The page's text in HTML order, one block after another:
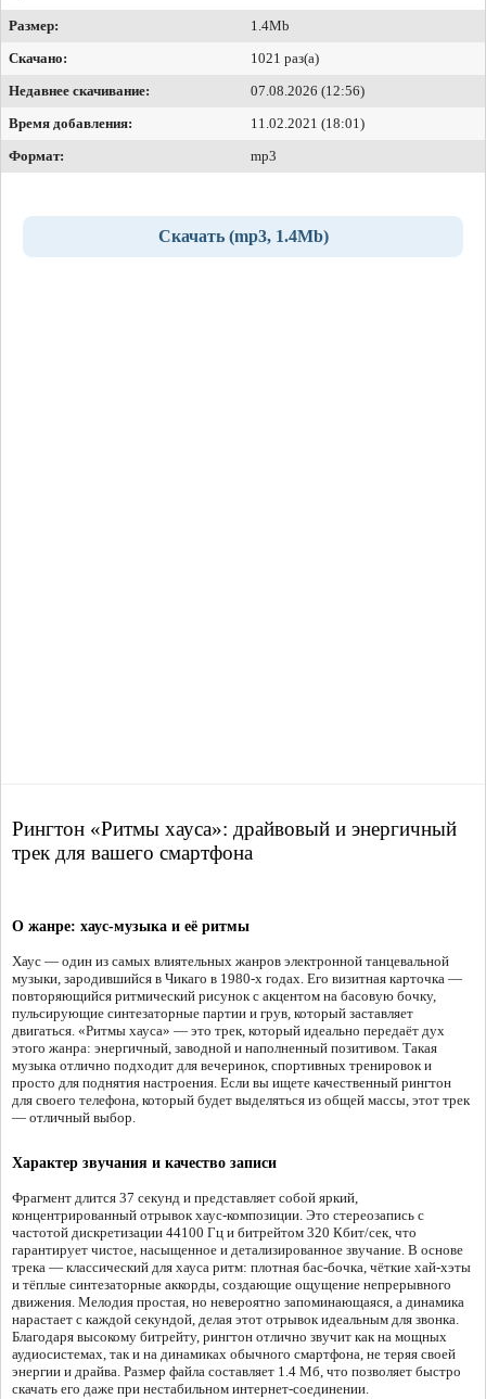
Размер:
1.4Mb
Скачано:
1021 раз(а)
Недавнее скачивание:
07.08.2026 (12:56)
Время добавления:
11.02.2021 (18:01)
Формат:
mp3
Скачать (mp3, 1.4Mb)
Рингтон «Ритмы хауса»: драйвовый и энергичный
трек для вашего смартфона
О жанре: хаус-музыка и её ритмы
Хаус — один из самых влиятельных жанров электронной танцевальной
музыки, зародившийся в Чикаго в 1980-х годах. Его визитная карточка —
повторяющийся ритмический рисунок с акцентом на басовую бочку,
пульсирующие синтезаторные партии и грув, который заставляет
двигаться. «Ритмы хауса» — это трек, который идеально передаёт дух
этого жанра: энергичный, заводной и наполненный позитивом. Такая
музыка отлично подходит для вечеринок, спортивных тренировок и
просто для поднятия настроения. Если вы ищете качественный рингтон
для своего телефона, который будет выделяться из общей массы, этот трек
— отличный выбор.
Характер звучания и качество записи
Фрагмент длится 37 секунд и представляет собой яркий,
концентрированный отрывок хаус-композиции. Это стереозапись с
частотой дискретизации 44100 Гц и битрейтом 320 Кбит/сек, что
гарантирует чистое, насыщенное и детализированное звучание. В основе
трека — классический для хауса ритм: плотная бас-бочка, чёткие хай-хэты
и тёплые синтезаторные аккорды, создающие ощущение непрерывного
движения. Мелодия простая, но невероятно запоминающаяся, а динамика
нарастает с каждой секундой, делая этот отрывок идеальным для звонка.
Благодаря высокому битрейту, рингтон отлично звучит как на мощных
аудиосистемах, так и на динамиках обычного смартфона, не теряя своей
энергии и драйва. Размер файла составляет 1.4 Мб, что позволяет быстро
скачать его даже при нестабильном интернет-соединении.